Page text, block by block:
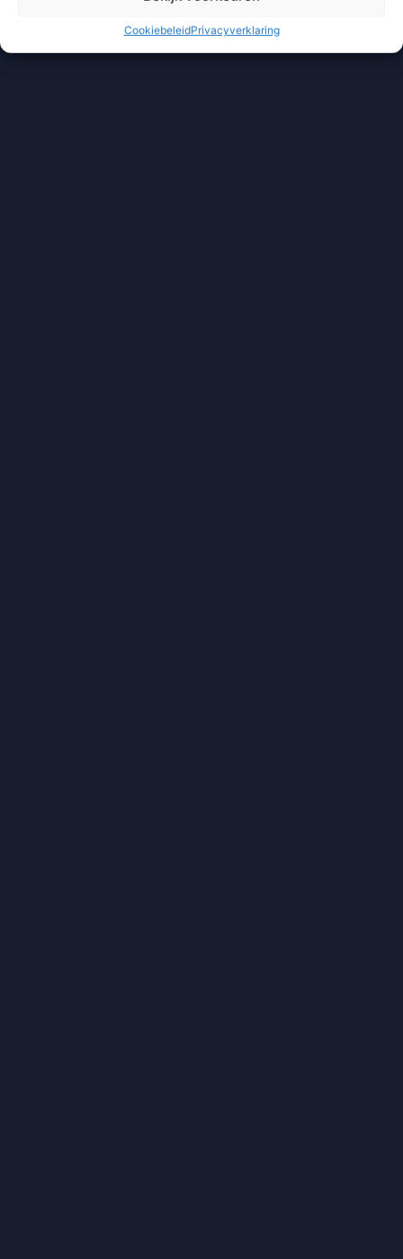
CookiebeleidPrivacyverklaring